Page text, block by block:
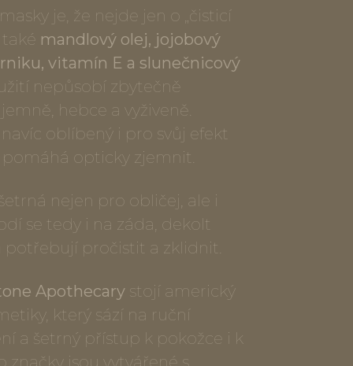
je, že nejde jen o „čisticí
mandlový olej, jojobový
vitamín E a slunečnicový
nepůsobí zbytečně
hebce a vyživeně.
oblíbený i pro svůj efekt
opticky zjemnit.
nejen pro obličej, ale i
se tedy i na záda, dekolt
potřebují pročistit a zklidnit.
Apothecary stojí americký
který sází na ruční
a šetrný přístup k pokožce i k
jsou vytvářené s